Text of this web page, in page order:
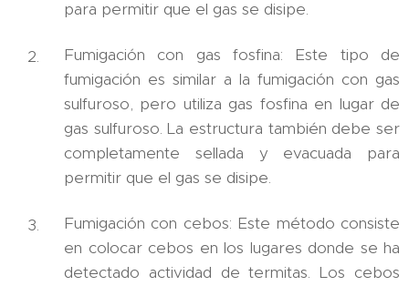
para permitir que el gas se disipe.
Fumigación con gas fosfina: Este tipo de
fumigación es similar a la fumigación con gas
sulfuroso, pero utiliza gas fosfina en lugar de
gas sulfuroso. La estructura también debe ser
completamente sellada y evacuada para
permitir que el gas se disipe.
Fumigación con cebos: Este método consiste
en colocar cebos en los lugares donde se ha
detectado actividad de termitas. Los cebos